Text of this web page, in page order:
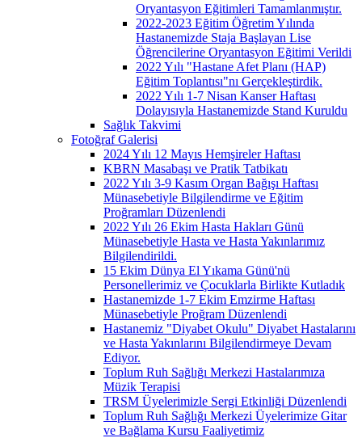
Oryantasyon Eğitimleri Tamamlanmıştır.
2022-2023 Eğitim Öğretim Yılında
Hastanemizde Staja Başlayan Lise
Öğrencilerine Oryantasyon Eğitimi Verildi
2022 Yılı "Hastane Afet Planı (HAP)
Eğitim Toplantısı"nı Gerçekleştirdik.
2022 Yılı 1-7 Nisan Kanser Haftası
Dolayısıyla Hastanemizde Stand Kuruldu
Sağlık Takvimi
Fotoğraf Galerisi
2024 Yılı 12 Mayıs Hemşireler Haftası
KBRN Masabaşı ve Pratik Tatbikatı
2022 Yılı 3-9 Kasım Organ Bağışı Haftası
Münasebetiyle Bilgilendirme ve Eğitim
Proğramları Düzenlendi
2022 Yılı 26 Ekim Hasta Hakları Günü
Münasebetiyle Hasta ve Hasta Yakınlarımız
Bilgilendirildi.
15 Ekim Dünya El Yıkama Günü'nü
Personellerimiz ve Çocuklarla Birlikte Kutladık
Hastanemizde 1-7 Ekim Emzirme Haftası
Münasebetiyle Proğram Düzenlendi
Hastanemiz "Diyabet Okulu" Diyabet Hastalarını
ve Hasta Yakınlarını Bilgilendirmeye Devam
Ediyor.
Toplum Ruh Sağlığı Merkezi Hastalarımıza
Müzik Terapisi
TRSM Üyelerimizle Sergi Etkinliği Düzenlendi
Toplum Ruh Sağlığı Merkezi Üyelerimize Gitar
ve Bağlama Kursu Faaliyetimiz